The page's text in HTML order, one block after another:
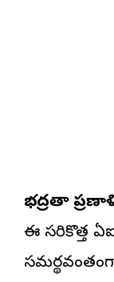
భద్రతా
ఈ సరికొత్త
సమర్థవంతంగా